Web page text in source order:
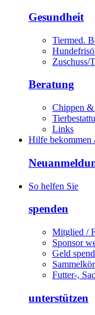
Gesundheit
Tiermed.
Zuschuss/
Beratung
Chippen &
Links
Hilfe bekommen
So helfen Sie
spenden
Mitglied /
Sponsor
Geld
Futter-,
unterstützen